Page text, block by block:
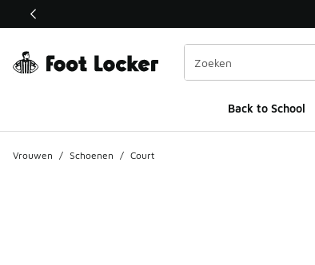
Deze link wordt geopend in een nieuw venster
Back to School
Vrouwen / Schoenen / Court